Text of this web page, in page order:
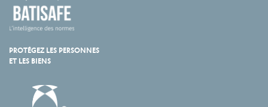
PROTÉGEZ LES PERSONNES
ET LES BIENS